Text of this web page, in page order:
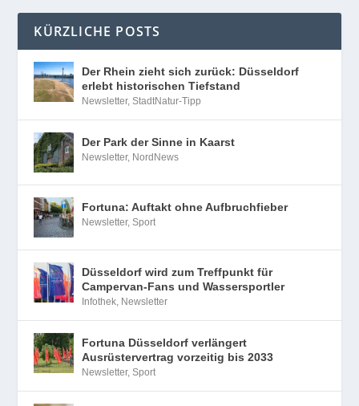
KÜRZLICHE POSTS
Der Rhein zieht sich zurück: Düsseldorf
erlebt historischen Tiefstand
Newsletter,StadtNatur-Tipp
Der Park der Sinne in Kaarst
Newsletter, NordNews
Fortuna: Auftakt ohne Aufbruchfieber
Newsletter,Sport
Düsseldorf wird zum Treffpunkt für
Campervan-Fans und Wassersportler
Infothek, Newsletter
Fortuna Düsseldorf verlängert
Ausrüstervertrag vorzeitig bis 2033
Newsletter,Sport